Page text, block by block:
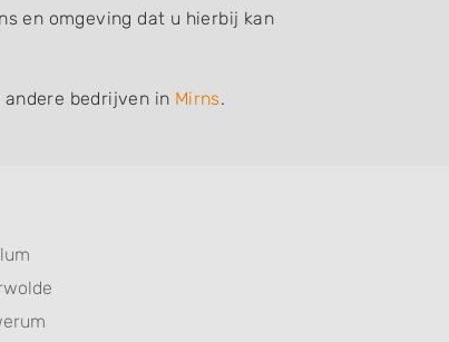
en omgeving dat u hierbij kan
bedrijven in Mirns.